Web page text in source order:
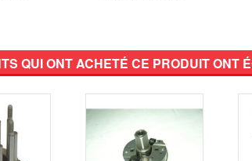
QUI ONT ACHETÉ CE PRODUIT ONT